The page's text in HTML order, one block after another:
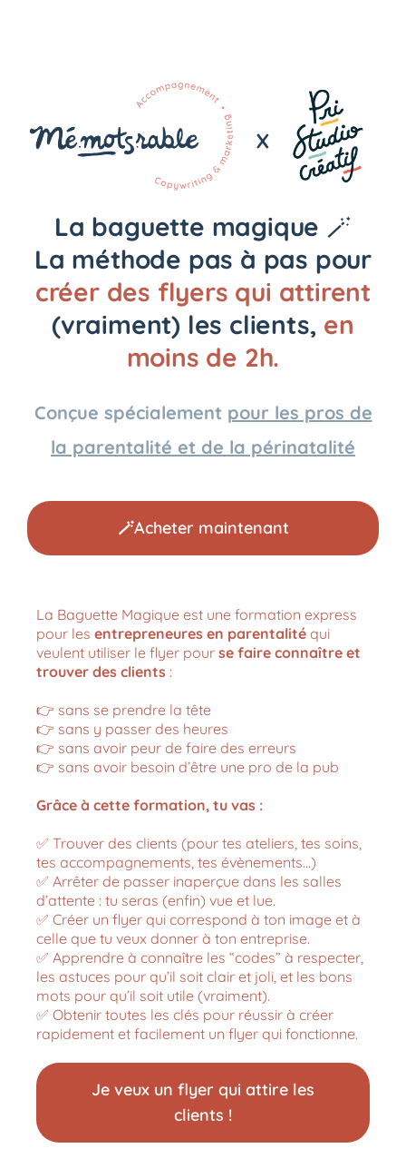
La baguette magique 🪄
La méthode pas à pas pour
créer des flyers qui attirent
(vraiment) les clients, en
moins de 2h.
Conçue spécialement pour les pros de
la parentalité et de la périnatalité
🪄Acheter maintenant
La Baguette Magique est une formation express
pour les entrepreneures en parentalité qui
veulent utiliser le flyer pour se faire connaître et
trouver des clients :
👉 sans se prendre la tête
👉 sans y passer des heures
👉 sans avoir peur de faire des erreurs
👉 sans avoir besoin d’être une pro de la pub
Grâce à cette formation, tu vas :
✅ Trouver des clients (pour tes ateliers, tes soins,
tes accompagnements, tes évènements…)
✅ Arrêter de passer inaperçue dans les salles
d’attente : tu seras (enfin) vue et lue.
✅ Créer un flyer qui correspond à ton image et à
celle que tu veux donner à ton entreprise.
✅ Apprendre à connaître les “codes” à respecter,
les astuces pour qu’il soit clair et joli, et les bons
mots pour qu’il soit utile (vraiment).
✅ Obtenir toutes les clés pour réussir à créer
rapidement et facilement un flyer qui fonctionne.
Je veux un flyer qui attire les
clients !